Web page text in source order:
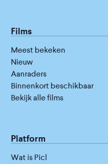
Films
Meest bekeken
Nieuw
Aanraders
Binnenkort beschikbaar
Bekijk alle films
Platform
Wat is Picl